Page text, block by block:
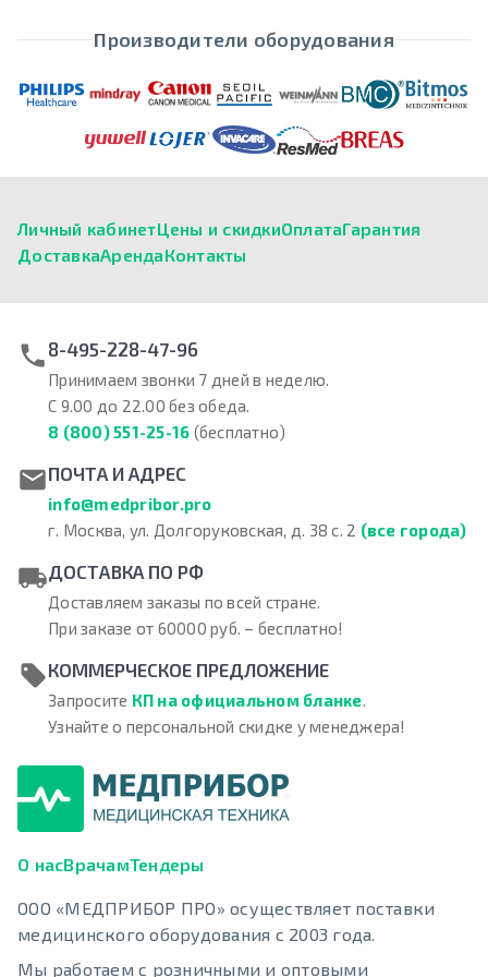
Производители оборудования
Личный кабинетЦены и скидкиОплатаГарантия
ДоставкаАрендаКонтакты
8-495-228-47-96
Принимаем звонки 7 дней в неделю.
С 9.00 до 22.00 без обеда.
8 (800) 551-25-16 (бесплатно)
ПОЧТА И АДРЕС
info@medpribor.pro
г. Москва, ул. Долгоруковская, д. 38 с. 2 (все города)
ДОСТАВКА ПО РФ
Доставляем заказы по всей стране.
При заказе от 60000 руб. – бесплатно!
КОММЕРЧЕСКОЕ ПРЕДЛОЖЕНИЕ
Запросите КП на официальном бланке.
Узнайте о персональной скидке у менеджера!
О насВрачамТендеры
ООО «МЕДПРИБОР ПРО» осуществляет поставки
медицинского оборудования с 2003 года.
Мы работаем с розничными и оптовыми